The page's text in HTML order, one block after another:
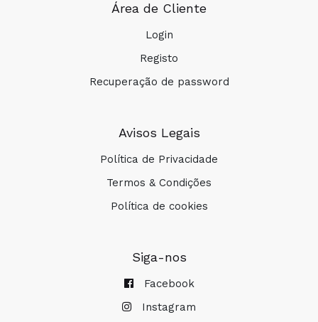
Área de Cliente
Login
Registo
Recuperação de password
Avisos Legais
Política de Privacidade
Termos & Condições
Política de cookies
Siga-nos
Facebook
Instagram